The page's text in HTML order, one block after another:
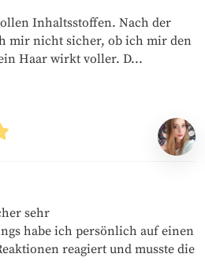
Inhaltsstoffen. Nach der
mir nicht sicher, ob ich mir den
Haar wirkt voller. D...
sehr
habe ich persönlich auf einen
reagiert und musste die